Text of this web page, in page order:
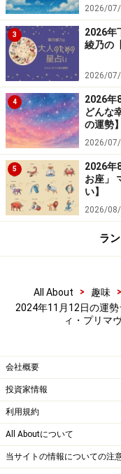
＞【今週の運勢】を
7位：かに座
まれ）
「かに座」の今日の運
レジャーを楽しめ
て！
＞【今週の運勢】を
2026/07/
3
2026年
綾乃の
2026/07/
4
2026年
どんな
の運勢】
2026/07/
5
2026年
お座」
い】
2026/
ラ
All About > 趣味 >
2024年11月12日の運
ィ・プリマ
会社概要
投資家情報
利用規約
All Aboutについて
当サイトの情報についての注